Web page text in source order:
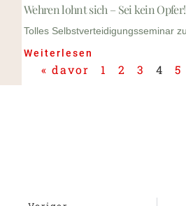
Wehren lohnt sich – Sei kein Opfer!
Tolles Selbstverteidigungsseminar
Weiterlesen
« davor 1 2 3 4 5